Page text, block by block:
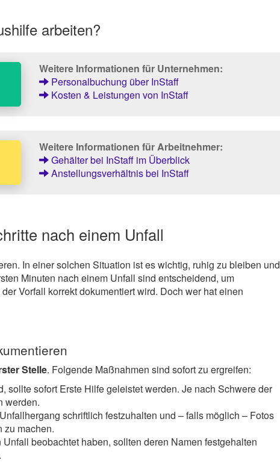
arbeiten?
Weitere Informationen für Unternehmen:
Personalbuchung über InStaff
Kosten & Leistungen von InStaff
Weitere Informationen für Arbeitnehmer:
Gehälter bei InStaff im Überblick
Anstellungsverhältnis bei InStaff
nach einem Unfall
In einer solchen Situation ist es wichtig, ruhig zu bleiben und
Minuten nach einem Unfall sind entscheidend, um
Vorfall korrekt dokumentiert wird. Doch wer hat einen
Stelle. Folgende Maßnahmen sind sofort zu ergreifen:
sollte sofort Erste Hilfe geleistet werden. Je nach Schwere der
werden.
schriftlich festzuhalten und – falls möglich – Fotos
zu machen.
beobachtet haben, sollten deren Namen festgehalten